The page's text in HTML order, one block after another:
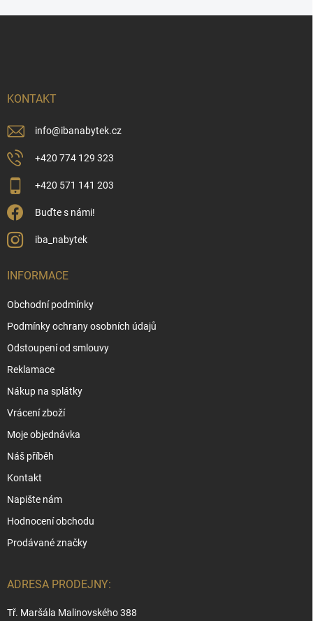
KONTAKT
info@ibanabytek.cz
+420 774 129 323
+420 571 141 203
Buďte s námi!
iba_nabytek
INFORMACE
Obchodní podmínky
Podmínky ochrany osobních údajů
Odstoupení od smlouvy
Reklamace
Nákup na splátky
Vrácení zboží
Moje objednávka
Náš příběh
Kontakt
Napište nám
Hodnocení obchodu
Prodávané značky
ADRESA PRODEJNY:
Tř. Maršála Malinovského 388